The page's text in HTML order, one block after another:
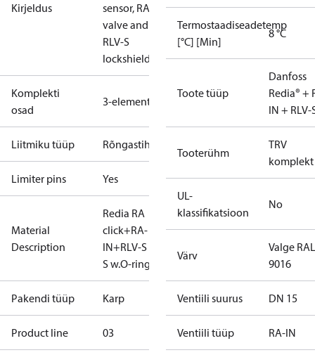
Kirjeldus
sensor, RA-IN
valve and
RLV-S
lockshield.
Komplekti
osad
3-elements
Liitmiku tüüp Rõngastihendiga
Limiter pins Yes
Material
Description
Redia RA
click+RA-
IN+RLV-S 15
S w.O-ring
Pakendi tüüp Karp
Product line 03
Termostaadiseadetemp
[°C] [Min]
8 °C
Toote tüüp
Danfoss
Redia® +
IN + RLV-
Tooterühm
TRV
komplekt
UL-
klassifikatsioon
No
Värv
Valge RAL
9016
Ventiili suurus DN 15
Ventiili tüüp RA-IN